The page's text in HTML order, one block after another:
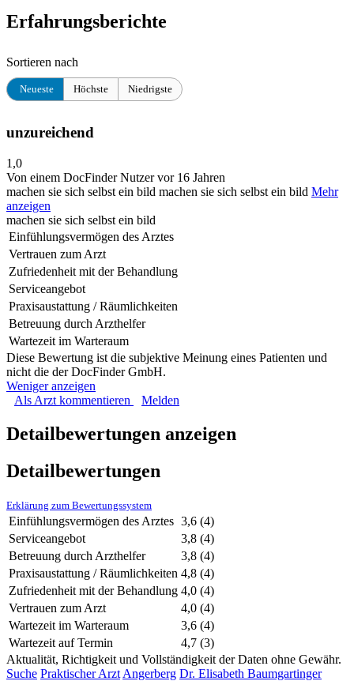
Erfahrungsberichte
Sortieren nach
Neueste Höchste Niedrigste
unzureichend
1,0
Von einem DocFinder Nutzervor 16 Jahren
machen sie sich selbst ein bild machen sie sich selbst ein bild Mehr
anzeigen
machen sie sich selbst ein bild
Einfühlungsvermögen des Arztes
Vertrauen zum Arzt
Zufriedenheit mit der Behandlung
Serviceangebot
Praxisaustattung / Räumlichkeiten
Betreuung durch Arzthelfer
Wartezeit im Warteraum
Diese Bewertung ist die subjektive Meinung eines Patienten und
nicht die der DocFinder GmbH.
Weniger anzeigen
Als Arzt kommentieren
Melden
Detailbewertungen anzeigen
Detailbewertungen
Erklärung zum Bewertungssystem
Einfühlungsvermögen des Arztes 3,6 (4)
Serviceangebot
3,8 (4)
Betreuung durch Arzthelfer
3,8 (4)
Praxisaustattung / Räumlichkeiten 4,8 (4)
Zufriedenheit mit der Behandlung 4,0 (4)
Vertrauen zum Arzt
4,0 (4)
Wartezeit im Warteraum
3,6 (4)
Wartezeit auf Termin
4,7 (3)
Aktualität, Richtigkeit und Vollständigkeit der Daten ohne Gewähr.
Suche Praktischer Arzt Angerberg Dr. Elisabeth Baumgartinger